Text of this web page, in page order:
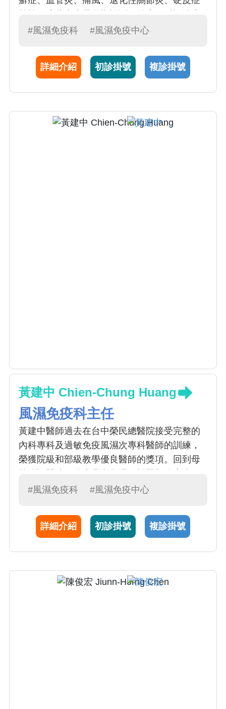
將導致疾病之關節變形甚至殘障。
#風濕免疫科 #風濕免疫中心
詳細介紹 初診掛號 複診掛號
黃建中 Chien-Chung Huang
風濕免疫科主任
黃建中醫師過去在台中榮民總醫院接受完整的
內科專科及過敏免疫風濕次專科醫師的訓練，
榮獲院級和部級教學優良醫師的獎項。回到母
人，希冀病患皆能遠離病痛回歸正常生活，並
#風濕免疫科 #風濕免疫中心
詳細介紹 初診掛號 複診掛號